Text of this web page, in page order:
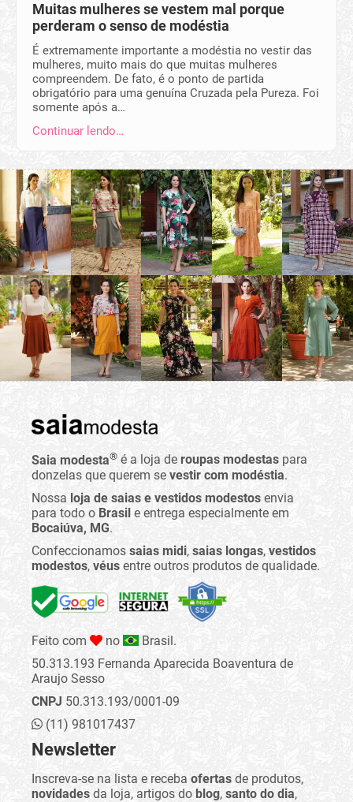
Muitas mulheres se vestem mal porque
perderam o senso de modéstia
É extremamente importante a modéstia no vestir das
mulheres, muito mais do que muitas mulheres
compreendem. De fato, é o ponto de partida
obrigatório para uma genuína Cruzada pela Pureza. Foi
somente após a…
Continuar lendo…
Saia modesta® é a loja de roupas modestas para
donzelas que querem se vestir com modéstia.
Nossa loja de saias e vestidos modestos envia
para todo o Brasil e entrega especialmente em
Bocaiúva, MG.
Confeccionamos saias midi, saias longas, vestidos
modestos, véus entre outros produtos de qualidade.
Feito com no
Brasil.
50.313.193 Fernanda Aparecida Boaventura de
Araujo Sesso
CNPJ 50.313.193/0001-09
(11) 981017437
Newsletter
Inscreva-se na lista e receba ofertas de produtos,
novidades da loja, artigos do blog, santo do dia,